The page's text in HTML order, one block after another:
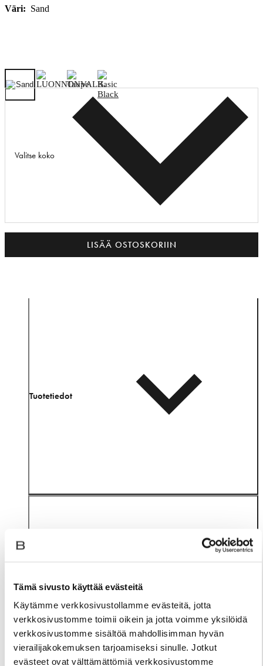
Tämä sivusto käyttää evästeitä
Käytämme verkkosivustollamme evästeitä, jotta
verkkosivustomme toimii oikein ja jotta voimme yksilöidä
verkkosivustomme sisältöä mahdollisimman hyvän
vierailijakokemuksen tarjoamiseksi sinulle. Jotkut
evästeet ovat välttämättömiä verkkosivustomme
Väri: Sand
Valitse koko
LISÄÄ OSTOSKORIIN
Tuotetiedot